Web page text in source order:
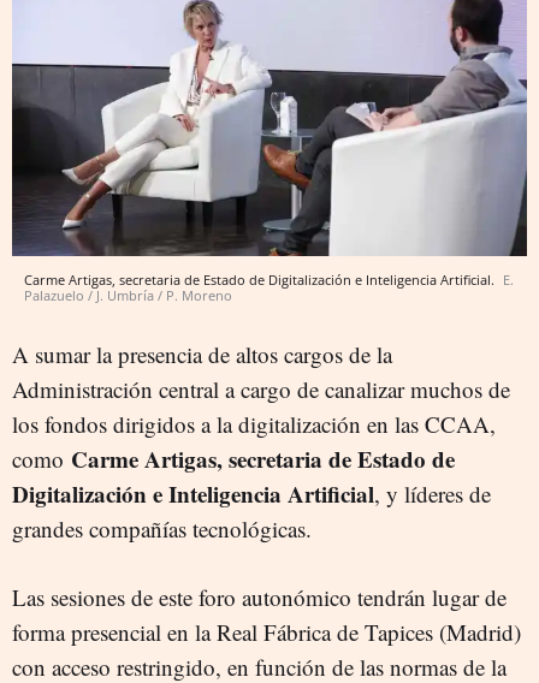
Carme Artigas, secretaria de Estado de Digitalización e Inteligencia Artificial. E.
Palazuelo / J. Umbría / P. Moreno
A sumar la presencia de altos cargos de la
Administración central a cargo de canalizar muchos de
los fondos dirigidos a la digitalización en las CCAA,
como Carme Artigas, secretaria de Estado de
Digitalización e Inteligencia Artificial, y líderes de
grandes compañías tecnológicas.
Las sesiones de este foro autonómico tendrán lugar de
forma presencial en la Real Fábrica de Tapices (Madrid)
con acceso restringido, en función de las normas de la